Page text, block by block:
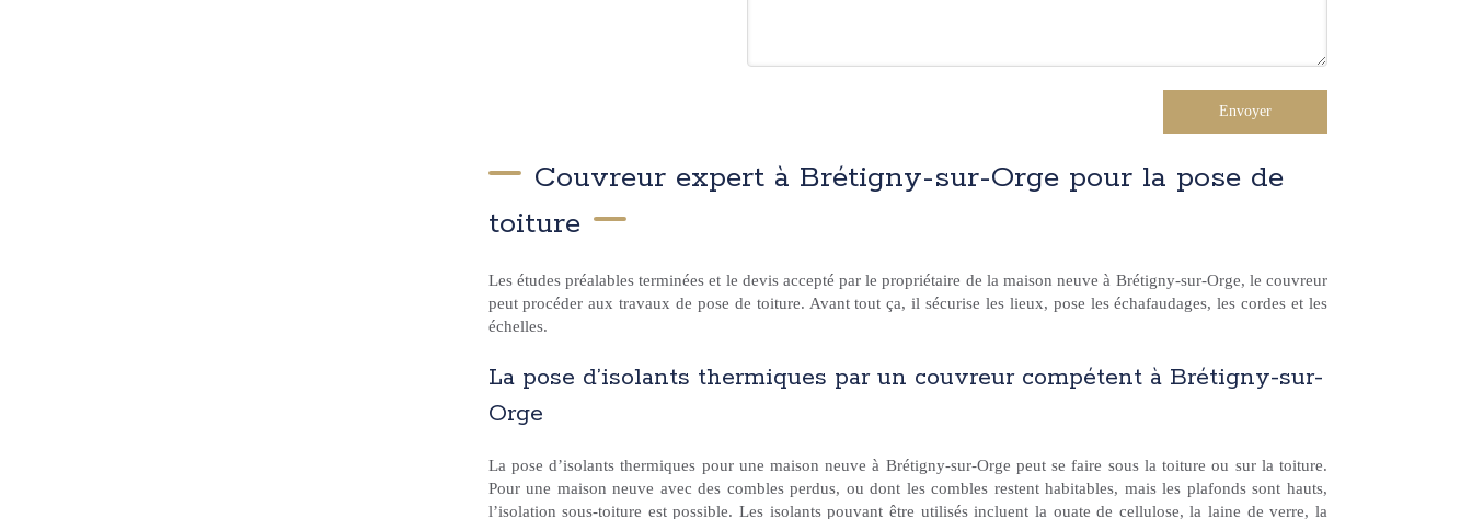
Envoyer
Couvreur expert à Brétigny-sur-Orge pour la pose de
toiture
Les études préalables terminées et le devis accepté par le propriétaire de la maison neuve à Brétigny-sur-Orge, le couvreur
peut procéder aux travaux de pose de toiture. Avant tout ça, il sécurise les lieux, pose les échafaudages, les cordes et les
échelles.
La pose d’isolants thermiques par un couvreur compétent à Brétigny-sur-
Orge
La pose d’isolants thermiques pour une maison neuve à Brétigny-sur-Orge peut se faire sous la toiture ou sur la toiture.
Pour une maison neuve avec des combles perdus, ou dont les combles restent habitables, mais les plafonds sont hauts,
l’isolation sous-toiture est possible. Les isolants pouvant être utilisés incluent la ouate de cellulose, la laine de verre, la